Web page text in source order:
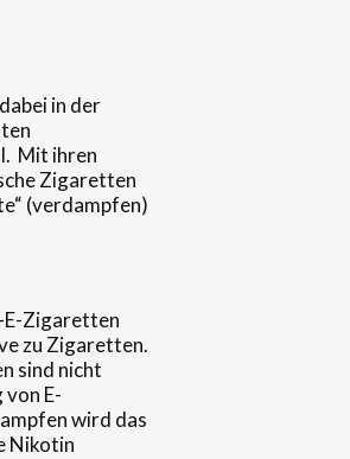
in der
Mit ihren
Zigaretten
(verdampfen)
E-Zigaretten
zu Zigaretten.
sind nicht
E-
wird das
Nikotin